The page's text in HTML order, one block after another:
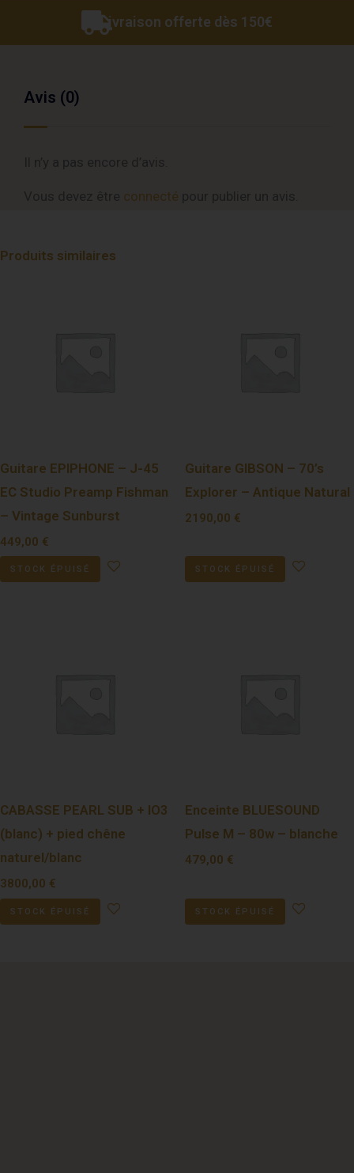
6
Arms
+
Laser
Livraison offerte dès 150€
Avis (0)
connecté
Produits similaires
Guitare EPIPHONE – J-45
EC Studio Preamp Fishman
– Vintage Sunburst
449,00 €
STOCK ÉPUISÉ
Guitare GIBSON – 70’s
Explorer – Antique Natural
2190,00 €
STOCK ÉPUISÉ
CABASSE PEARL SUB + IO3
(blanc) + pied chêne
naturel/blanc
3800,00 €
STOCK ÉPUISÉ
Enceinte BLUESOUND
Pulse M – 80w – blanche
479,00 €
STOCK ÉPUISÉ